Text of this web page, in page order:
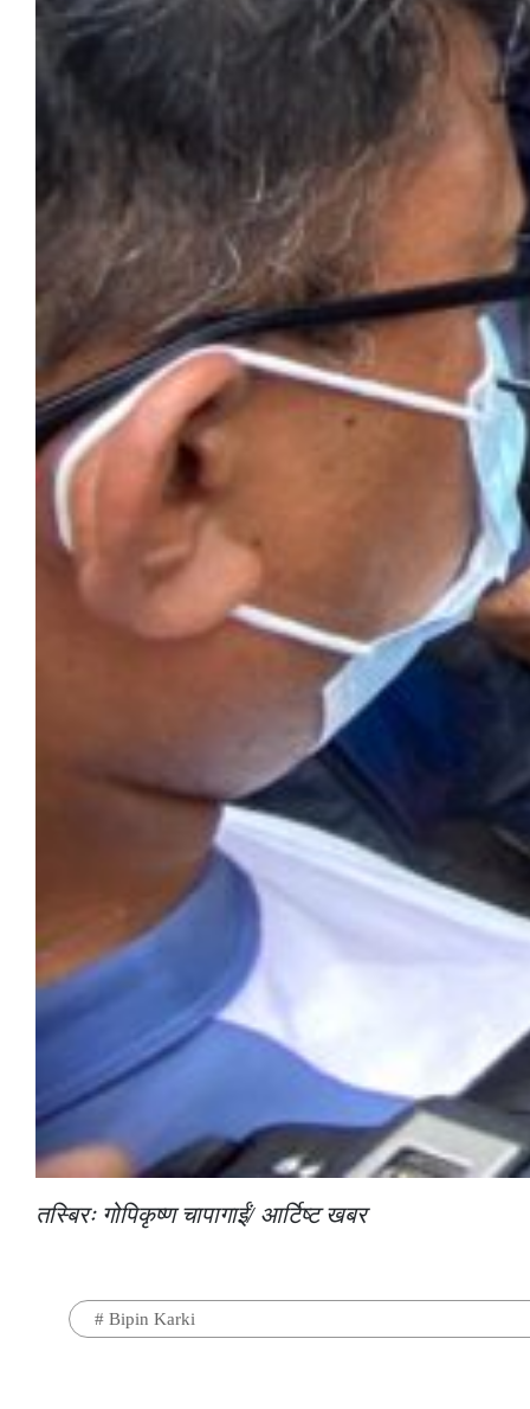
तस्बिरः गोपिकृष्ण चापागाईं/ आर्टिष्ट खबर
# Bipin Karki